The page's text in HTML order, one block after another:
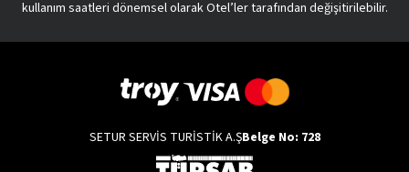
kullanım saatleri dönemsel olarak Otel’ler tarafından değişitirilebilir.
SETUR SERVİS TURİSTİK A.ŞBelge No: 728